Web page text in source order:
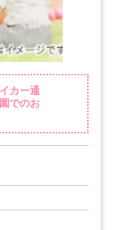
カー通
でのお